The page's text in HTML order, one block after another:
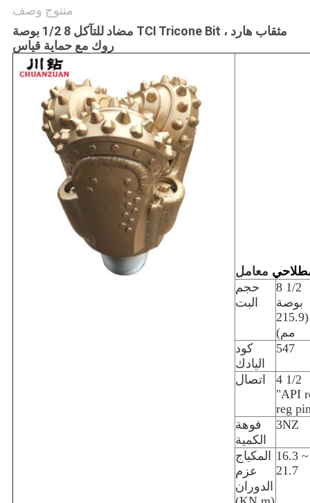
منتوج وصف
مضاد للتآكل 8 1/2 بوصة TCI Tricone Bit ، مثقاب هارد
روك مع حماية قياس
معامل
حجم
البت
8 1/2
بوصة
(215.9
مم)
كود
اليادك
547
اتصال
4 1/2
"API
reg
فوهة
الكمية
3NZ
المكياج
عزم
الدوران
16.3 ~
21.7